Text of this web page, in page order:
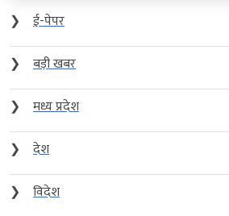
❯
ई-पेपर
❯
बड़ी खबर
❯
मध्य प्रदेश
❯
देश
❯
विदेश